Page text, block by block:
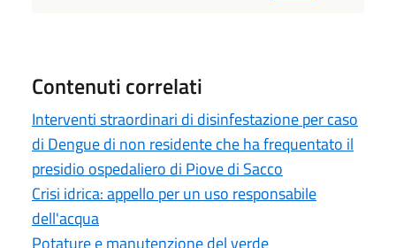
Contenuti correlati
Interventi straordinari di disinfestazione per caso
di Dengue di non residente che ha frequentato il
presidio ospedaliero di Piove di Sacco
Crisi idrica: appello per un uso responsabile
dell'acqua
Potature e manutenzione del verde